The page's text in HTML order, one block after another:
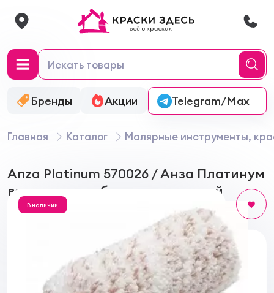
Бренды Акции Онлайн-колеровка
Telegram/Max
Главная Каталог Малярные инструменты,
Anza Platinum 570026 / Анза Платинум
валик для грубых поверхностей
В наличии